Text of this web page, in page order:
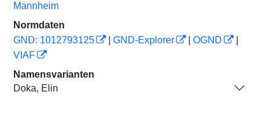
Mannheim
Normdaten
GND: 1012793125
GND-Explorer OGND
VIAF
Namensvarianten
Doka, Elin